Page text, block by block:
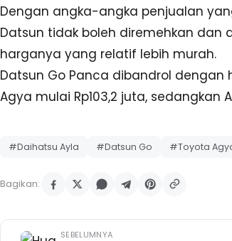
Dengan angka-angka penjualan
Datsun tidak boleh diremehkan dan
harganya yang relatif lebih murah.
Datsun Go Panca dibandrol dengan
Agya mulai Rp103,2 juta, sedangkan
#Daihatsu Ayla #Datsun Go #Toyota
Bagikan:
SEBELUMNYA